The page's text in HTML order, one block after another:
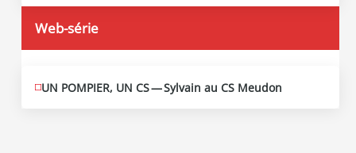
Web-série
MAI
10
UN POMPIER, UN CS — Sylvain au CS Meudon